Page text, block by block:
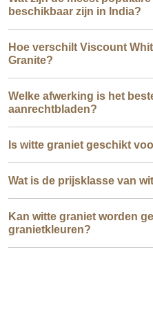
beschikbaar zijn in India?
Hoe verschilt Viscount
Granite?
Welke afwerking is het
aanrechtbladen?
Is witte graniet geschikt
Wat is de prijsklasse van
Kan witte graniet worden
granietkleuren?